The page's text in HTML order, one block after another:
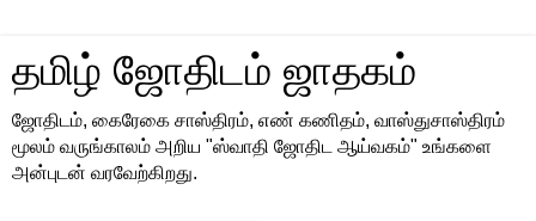
தமிழ் ஜோதிடம் ஜாதகம்
ஜோதிடம், கைரேகை சாஸ்திரம், எண் கணிதம், வாஸ்துசாஸ்திரம்
மூலம் வருங்காலம் அறிய "ஸ்வாதி ஜோதிட ஆய்வகம்" உங்களை
அன்புடன் வரவேற்கிறது.